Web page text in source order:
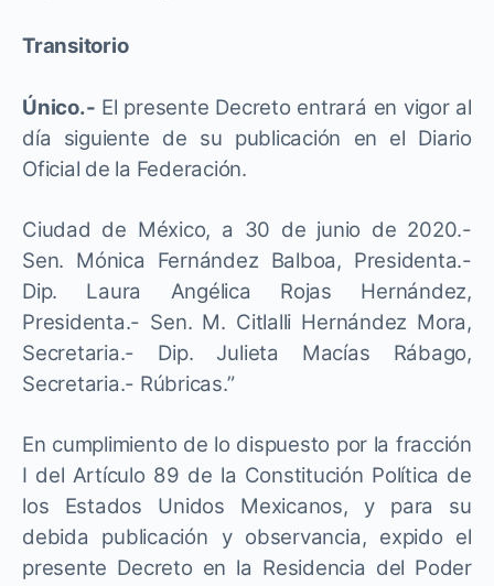
Transitorio
Único.- El presente Decreto entrará en vigor al
día siguiente de su publicación en el Diario
Oficial de la Federación.
Ciudad de México, a 30 de junio de 2020.-
Sen. Mónica Fernández Balboa, Presidenta.-
Dip. Laura Angélica Rojas Hernández,
Presidenta.- Sen. M. Citlalli Hernández Mora,
Secretaria.- Dip. Julieta Macías Rábago,
Secretaria.- Rúbricas.”
En cumplimiento de lo dispuesto por la fracción
I del Artículo 89 de la Constitución Política de
los Estados Unidos Mexicanos, y para su
debida publicación y observancia, expido el
presente Decreto en la Residencia del Poder